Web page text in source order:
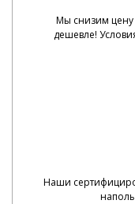
Мы снизим цену
дешевле!
Наши